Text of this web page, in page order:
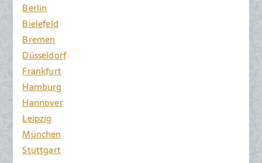
Berlin
Bielefeld
Bremen
Düsseldorf
Frankfurt
Hamburg
Hannover
Leipzig
München
Stuttgart